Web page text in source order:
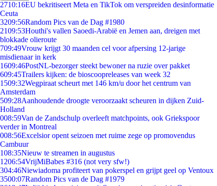
2710:16EU bekritiseert Meta en TikTok om verspreiden desinformatie
Ceuta
3209:56Random Pics van de Dag #1980
2109:53Houthi's vallen Saoedi-Arabië en Jemen aan, dreigen met
blokkade olieroute
709:49Vrouw krijgt 30 maanden cel voor afpersing 12-jarige
misdienaar in kerk
1609:46PostNL-bezorger steekt bewoner na ruzie over pakket
609:45Trailers kijken: de bioscoopreleases van week 32
1509:32Wegpiraat scheurt met 146 km/u door het centrum van
Amsterdam
509:28Aanhoudende droogte veroorzaakt scheuren in dijken Zuid-
Holland
008:59Van de Zandschulp overleeft matchpoints, ook Griekspoor
verder in Montreal
008:56Excelsior opent seizoen met ruime zege op promovendus
Cambuur
108:35Nieuw te streamen in augustus
1206:54VrijMiBabes #316 (not very sfw!)
304:46Niewiadoma profiteert van pokerspel en grijpt geel op Ventoux
3500:07Random Pics van de Dag #1979